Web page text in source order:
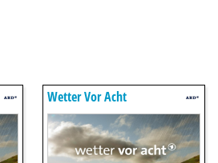
Wetter Vor Acht